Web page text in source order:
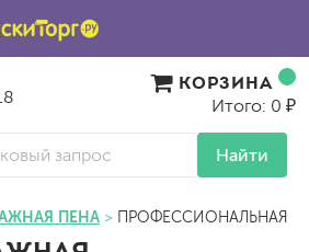
Найти
КОРЗИНА
Итого: 0 ₽
ПЕНА ПРОФЕССИОНАЛЬНАЯ